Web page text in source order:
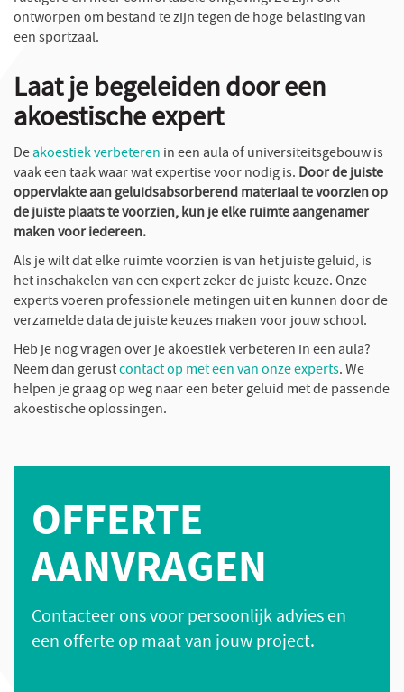
ontworpen om bestand te zijn tegen de hoge belasting van
een sportzaal.
Laat je begeleiden door een
akoestische expert
Deakoestiek verbeteren in een aula of universiteitsgebouw is
vaak een taak waar wat expertise voor nodig is. Door de juiste
oppervlakte aan geluidsabsorberend materiaal te voorzien op
de juiste plaats te voorzien, kun je elke ruimte aangenamer
maken voor iedereen.
Als je wilt dat elke ruimte voorzien is van het juiste geluid, is
het inschakelen van een expert zeker de juiste keuze. Onze
experts voeren professionele metingen uit en kunnen door de
verzamelde data de juiste keuzes maken voor jouw school.
Heb je nog vragen over je akoestiek verbeteren in een aula?
Neem dan gerustcontact op met een van onze experts. We
helpen je graag op weg naar een beter geluid met de passende
akoestische oplossingen.
OFFERTE
AANVRAGEN
Contacteer ons voor persoonlijk advies en
een offerte op maat van jouw project.